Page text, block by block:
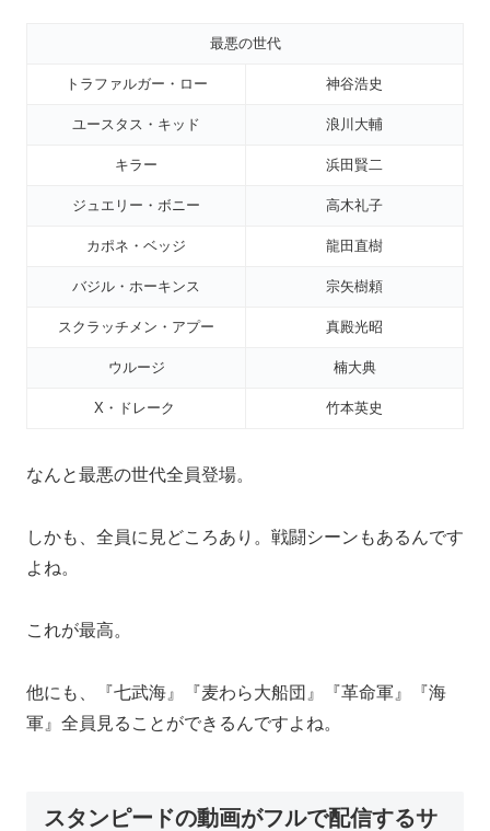
最悪の世代
トラファルガー・ロー 神谷浩史
ユースタス・キッド 浪川大輔
キラー 浜田賢二
ジュエリー・ボニー 高木礼子
カポネ・ベッジ 龍田直樹
バジル・ホーキンス 宗矢樹頼
スクラッチメン・アプー 真殿光昭
ウルージ 楠大典
X・ドレーク 竹本英史
なんと最悪の世代全員登場。
しかも、全員に見どころあり。戦闘シーンもあるんです
よね。
これが最高。
他にも、『七武海』『麦わら大船団』『革命軍』『海
軍』全員見ることができるんですよね。
スタンピードの動画がフルで配信するサ